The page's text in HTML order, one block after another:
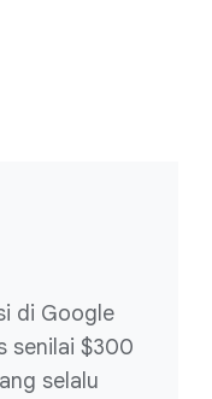
di Google
senilai $300
selalu